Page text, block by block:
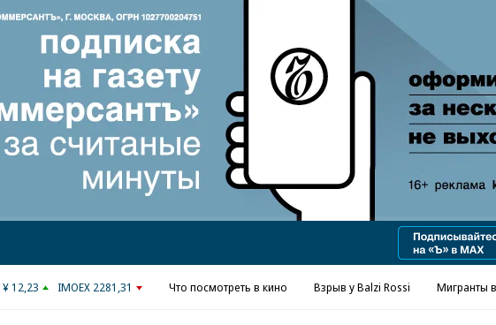
Реклама в «Ъ» www.kommersant.ru/ad
¥ 12,23 IMOEX 2281,31 Что посмотреть в кино Взрыв у Balzi Rossi Мигранты